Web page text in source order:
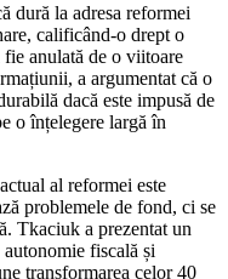
dură la adresa reformei
calificând-o drept o
anulată de o viitoare
a argumentat că o
dacă este impusă de
o înțelegere largă în
al reformei este
problemele de fond, ci se
Tkaciuk a prezentat un
fiscală și
transformarea celor 40